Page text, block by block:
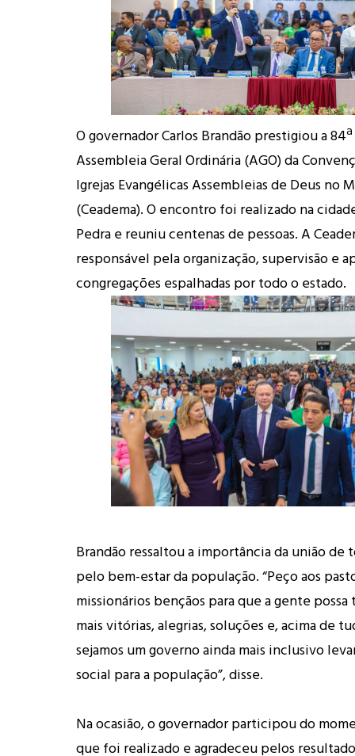
O governador Carlos Brandão prestigiou a
Assembleia Geral Ordinária (AGO) da
Igrejas Evangélicas Assembleias de Deus no
(Ceadema). O encontro foi realizado na
Pedra e reuniu centenas de pessoas. A
responsável pela organização, supervisão e
congregações espalhadas por todo o estado.
Brandão ressaltou a importância da união de
pelo bem-estar da população. “Peço aos
missionários bençãos para que a gente
mais vitórias, alegrias, soluções e, acima de
sejamos um governo ainda mais inclusivo
social para a população”, disse.
Na ocasião, o governador participou do
que foi realizado e agradeceu pelos